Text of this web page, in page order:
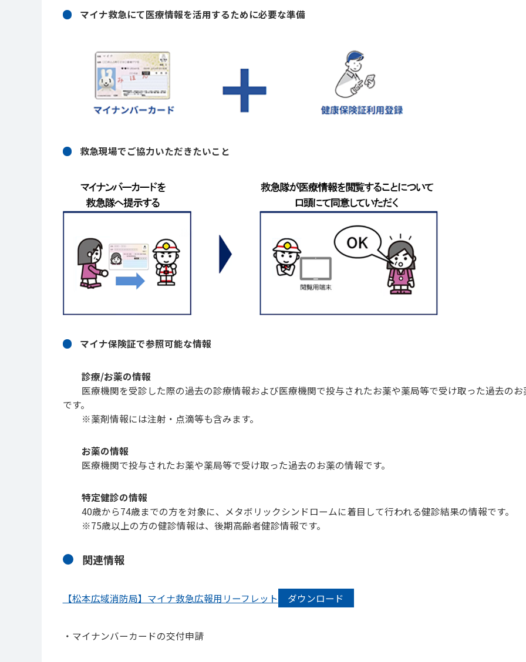
マイナ救急にて医療情報を活用するために必要な準備
救急現場でご協力いただきたいこと
マイナ保険証で参照可能な情報
診療/​お薬の情報
医療機関を受診した際の過去の診療情報および医療機関で投与されたお薬や薬局等で受け取った過去のお
です。
※薬剤情報には注射・点滴等も含みます。
お薬の情報
医療機関で投与されたお薬や薬局等で受け取った過去のお薬の情報です。
特定健診の情報
40歳から74歳までの方を対象に、メタボリックシンドロームに着目して行われる健診結果の情報です。
※75歳以上の方の健診情報は、後期高齢者健診情報です。
関連情報
【松本広域消防局】マイナ救急広報用リーフレット ダウンロード
・マイナンバーカードの交付申請